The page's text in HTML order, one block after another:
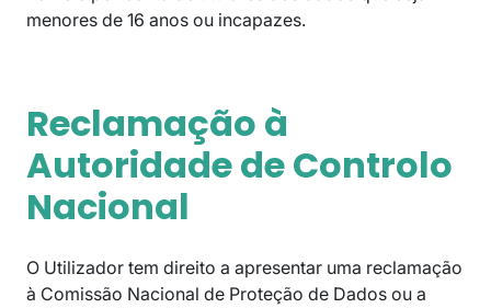
menores de 16 anos ou incapazes.
Reclamação à
Autoridade de Controlo
Nacional
O Utilizador tem direito a apresentar uma reclamação
à Comissão Nacional de Proteção de Dados ou a